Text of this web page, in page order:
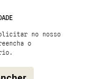
no nosso
o